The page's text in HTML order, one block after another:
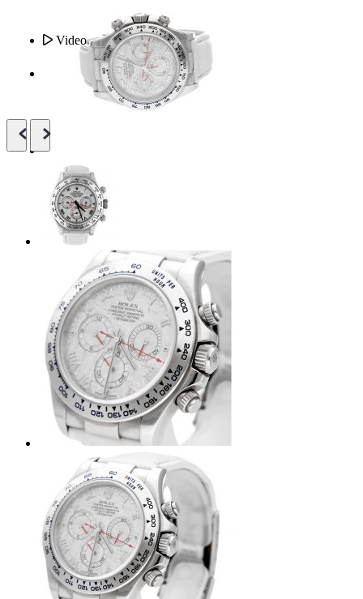
Video